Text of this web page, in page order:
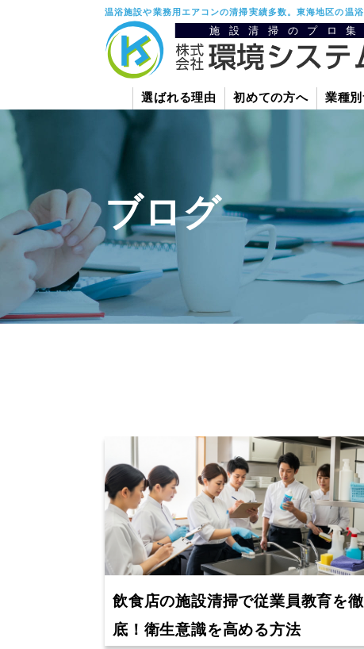
温浴施設や業務用エアコンの清掃実績多数。東海地区の温
選ばれる理由 初めての方へ 業種
ブログ
飲食店の施設清掃で従業員教育を徹
底！衛生意識を高める方法